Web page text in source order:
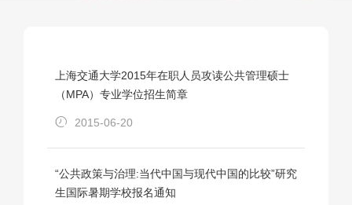
上海交通大学2015年在职人员攻读公共管理硕士
（MPA）专业学位招生简章
2015-06-20
“公共政策与治理:当代中国与现代中国的比较”研究
生国际暑期学校报名通知